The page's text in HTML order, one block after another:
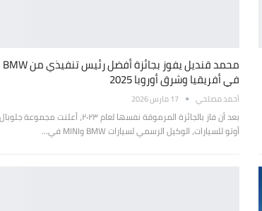
محمد قنديل يفوز بجائزة أفضل رئيس تنفيذي من BMW
في أفريقيا وشرق أوروبا 2025
أحمد مصلحي 17 مارس 2026
بعد أن فاز بالجائزة المرموقة نفسها لعام ٢٠٢٣، أعلنت مجموعة جلوبال
أوتو للسيارات، الوكيل الرسمي لسيارات BMW وMINI في…